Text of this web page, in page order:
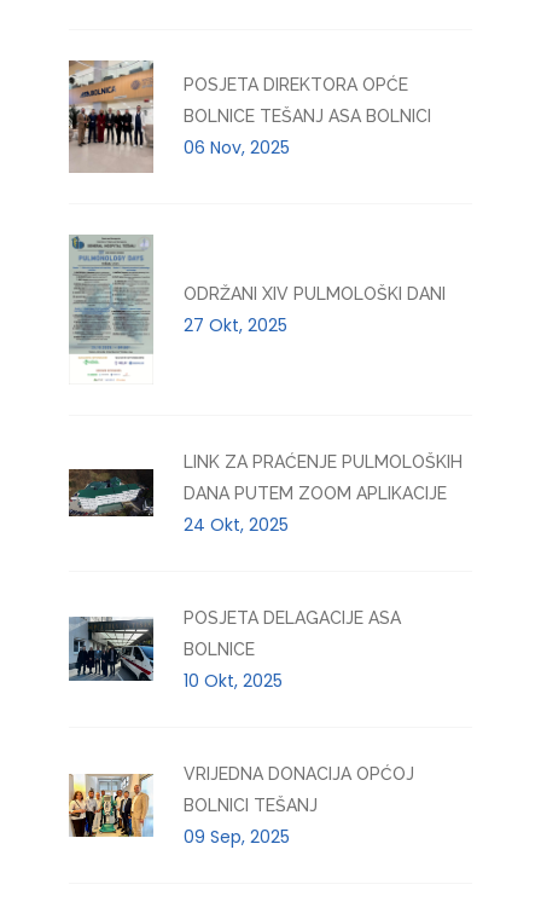
POSJETA DIREKTORA OPĆE
BOLNICE TEŠANJ ASA BOLNICI
06 Nov, 2025
ODRŽANI XIV PULMOLOŠKI DANI
27 Okt, 2025
LINK ZA PRAĆENJE PULMOLOŠKIH
DANA PUTEM ZOOM APLIKACIJE
24 Okt, 2025
POSJETA DELAGACIJE ASA
BOLNICE
10 Okt, 2025
VRIJEDNA DONACIJA OPĆOJ
BOLNICI TEŠANJ
09 Sep, 2025